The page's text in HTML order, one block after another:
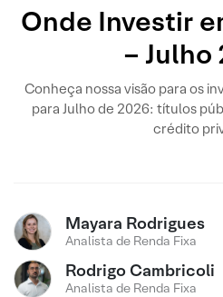
Onde Investir
– Julho
Conheça nossa visão para os
para Julho de 2026: títulos
crédito
Mayara Rodrigues
Analista de Renda Fixa
Rodrigo Cambricoli
Analista de Renda Fixa